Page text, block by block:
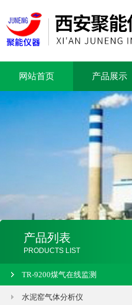
网站首页 产品展示
产品列表
PRODUCTS LIST
TR-9200煤气在线监测
水泥窑气体分析仪